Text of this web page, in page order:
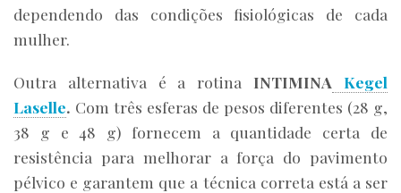
dependendo das condições fisiológicas de cada
mulher.
Outra alternativa é a rotina INTIMINA
Kegel
Laselle. Com três esferas de pesos diferentes (28 g,
38 g e 48 g) fornecem a quantidade certa de
resistência para melhorar a força do pavimento
pélvico e garantem que a técnica correta está a ser